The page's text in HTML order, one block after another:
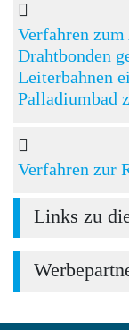
Verfahren
Drahtbonden
Leiterbahnen
Palladiumbad
Verfahren zur
Links zu